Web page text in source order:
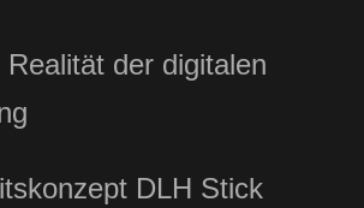
Realität der digitalen
DLH Stick